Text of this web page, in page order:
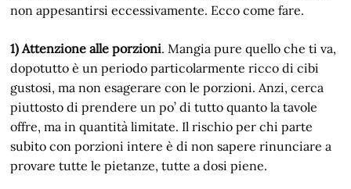
non appesantirsi eccessivamente. Ecco come fare.
1) Attenzione alle porzioni. Mangia pure quello che ti va,
dopotutto è un periodo particolarmente ricco di cibi
gustosi, ma non esagerare con le porzioni. Anzi, cerca
piuttosto di prendere un po’ di tutto quanto la tavole
offre, ma in quantità limitate. Il rischio per chi parte
subito con porzioni intere è di non sapere rinunciare a
provare tutte le pietanze, tutte a dosi piene.